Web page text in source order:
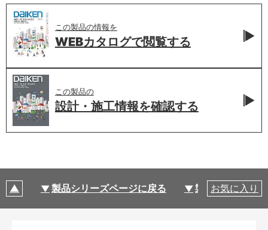
この製品の情報を
WEBカタログで閲覧する
この製品の
設計・施工情報を確認する
製品シリーズページに戻る 製品仕様
お気に入り